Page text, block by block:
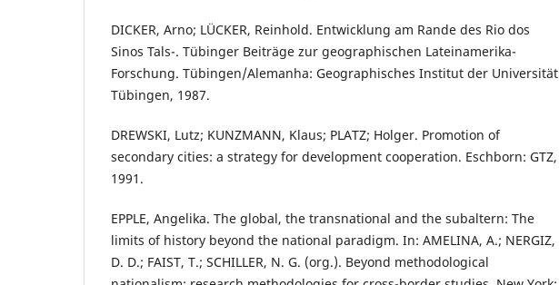
DICKER, Arno; LÜCKER, Reinhold. Entwicklung am Rande des Rio dos
Sinos Tals-. Tübinger Beiträge zur geographischen Lateinamerika-
Forschung. Tübingen/Alemanha: Geographisches Institut der Universität
Tübingen, 1987.
DREWSKI, Lutz; KUNZMANN, Klaus; PLATZ; Holger. Promotion of
secondary cities: a strategy for development cooperation. Eschborn: GTZ,
1991.
EPPLE, Angelika. The global, the transnational and the subaltern: The
limits of history beyond the national paradigm. In: AMELINA, A.; NERGIZ,
D. D.; FAIST, T.; SCHILLER, N. G. (org.). Beyond methodological